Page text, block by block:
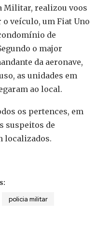
Militar, realizou voos
veículo, um Fiat Uno
de
o major
da aeronave,
as unidades em
ao local.
os pertences, em
suspeitos de
localizados.
policia militar